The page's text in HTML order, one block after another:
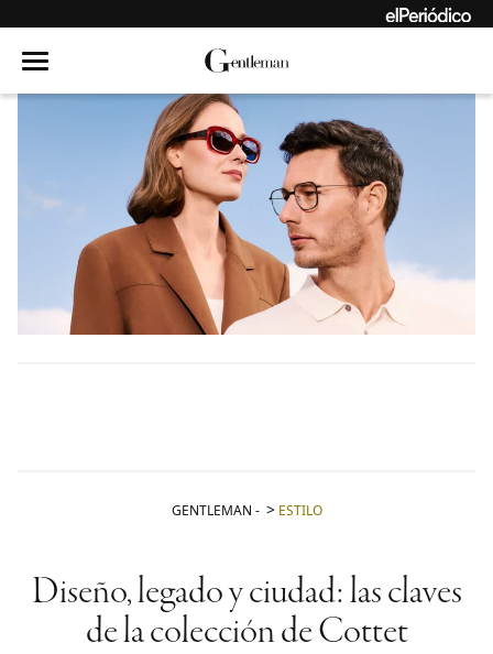
GENTLEMAN - ESTILO
Diseño, legado y ciudad: las claves
de la colección de Cottet